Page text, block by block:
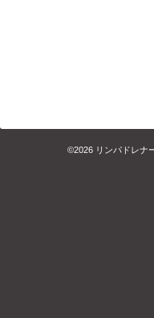
©2026 リンパドレナ